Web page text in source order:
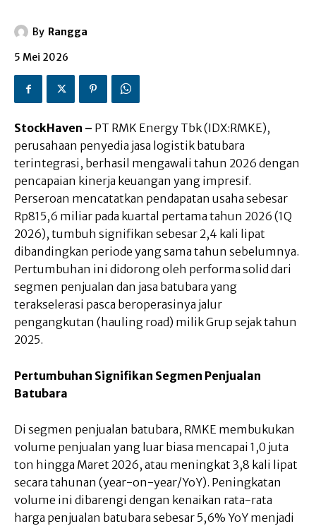
By Rangga
5 Mei 2026
StockHaven – PT RMK Energy Tbk (IDX:RMKE),
perusahaan penyedia jasa logistik batubara
terintegrasi, berhasil mengawali tahun 2026 dengan
pencapaian kinerja keuangan yang impresif.
Perseroan mencatatkan pendapatan usaha sebesar
Rp815,6 miliar pada kuartal pertama tahun 2026 (1Q
2026), tumbuh signifikan sebesar 2,4 kali lipat
dibandingkan periode yang sama tahun sebelumnya.
Pertumbuhan ini didorong oleh performa solid dari
segmen penjualan dan jasa batubara yang
terakselerasi pasca beroperasinya jalur
pengangkutan (hauling road) milik Grup sejak tahun
2025.
Pertumbuhan Signifikan Segmen Penjualan
Batubara
Di segmen penjualan batubara, RMKE membukukan
volume penjualan yang luar biasa mencapai 1,0 juta
ton hingga Maret 2026, atau meningkat 3,8 kali lipat
secara tahunan (year-on-year/YoY). Peningkatan
volume ini dibarengi dengan kenaikan rata-rata
harga penjualan batubara sebesar 5,6% YoY menjadi